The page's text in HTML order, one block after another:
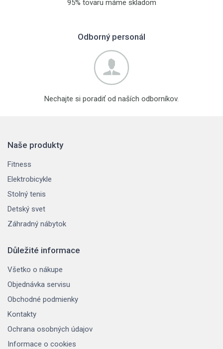
95% tovaru máme skladom
Odborný personál
Nechajte si poradiť od naších odborníkov.
Naše produkty
Fitness
Elektrobicykle
Stolný tenis
Detský svet
Záhradný nábytok
Důležité informace
Všetko o nákupe
Objednávka servisu
Obchodné podmienky
Kontakty
Ochrana osobných údajov
Informace o cookies